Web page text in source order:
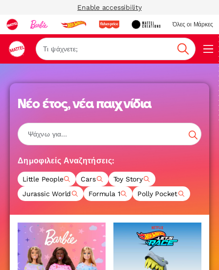
Enable accessibility
Όλες οι Μάρκες
Νέο έτος, νέα παιχνίδια
Δημοφιλείς Αναζητήσεις:
Little People Cars
Toy Story
Jurassic World
Formula 1 Polly Pocket